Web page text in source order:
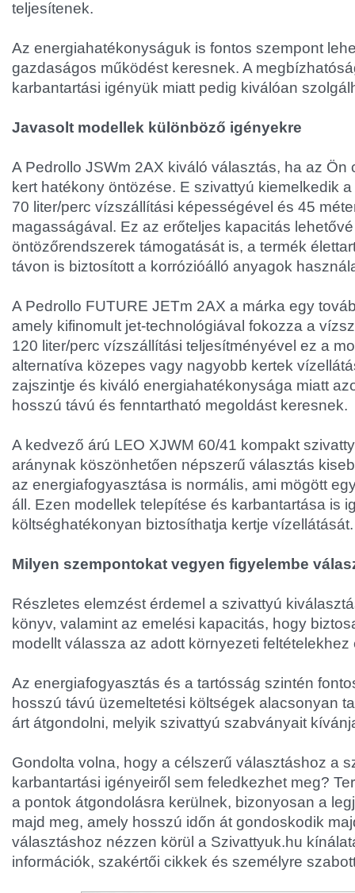
teljesítenek.
Az energiahatékonyságuk is fontos szempont
gazdaságos működést keresnek. A
karbantartási igényük miatt pedig kiválóan
Javasolt modellek különböző igényekre
A Pedrollo JSWm 2AX kiváló választás, ha az Ön
kert hatékony öntözése. E szivattyú kiemelkedik
70 liter/perc vízszállítási képességével és 45
magasságával. Ez az erőteljes kapacitás
öntözőrendszerek támogatását is, a termék
távon is biztosított a korrózióálló anyagok
A Pedrollo FUTURE JETm 2AX a márka egy
amely kifinomult jet-technológiával fokozza a
120 liter/perc vízszállítási teljesítményével ez a
alternatíva közepes vagy nagyobb kertek
zajszintje és kiváló energiahatékonysága miatt
hosszú távú és fenntartható megoldást keresnek.
A kedvező árú LEO XJWM 60/41 kompakt
aránynak köszönhetően népszerű választás
az energiafogyasztása is normális, ami mögött
áll. Ezen modellek telepítése és karbantartása is
költséghatékonyan biztosíthatja kertje vízellátását.
Milyen szempontokat vegyen figyelembe
Részletes elemzést érdemel a szivattyú
könyv, valamint az emelési kapacitás, hogy
modellt válassza az adott környezeti feltételekhez
Az energiafogyasztás és a tartósság szintén
hosszú távú üzemeltetési költségek alacsonyan
árt átgondolni, melyik szivattyú szabványait
Gondolta volna, hogy a célszerű választáshoz a
karbantartási igényeiről sem feledkezhet meg?
a pontok átgondolásra kerülnek, bizonyosan a
majd meg, amely hosszú időn át gondoskodik
választáshoz nézzen körül a Szivattyuk.hu
információk, szakértői cikkek és személyre